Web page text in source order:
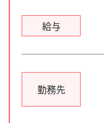
給与
勤務先